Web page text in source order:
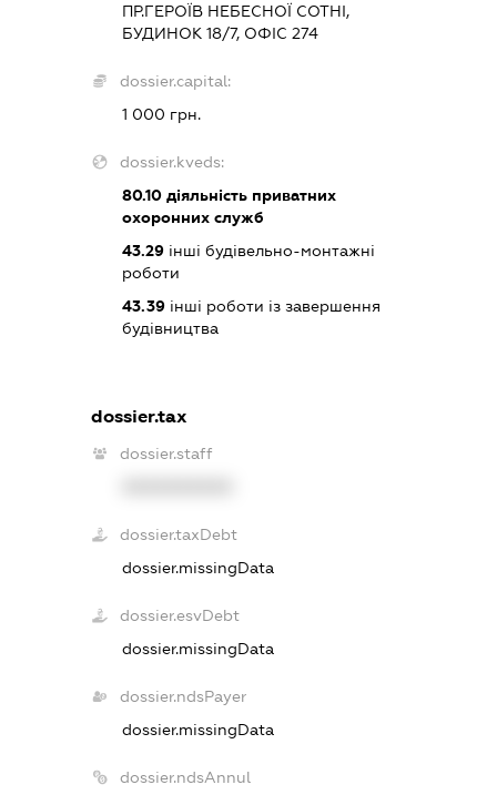
ПР.ГЕРОЇВ НЕБЕСНОЇ СОТНІ,
БУДИНОК 18/7, ОФІС 274
dossier.capital:
1 000 грн.
dossier.kveds:
80.10діяльність приватних
охоронних служб
43.29інші будівельно-монтажні
роботи
43.39інші роботи із завершення
будівництва
dossier.tax
dossier.staff
dossier.taxDebt
dossier.missingData
dossier.esvDebt
dossier.missingData
dossier.ndsPayer
dossier.missingData
dossier.ndsAnnul